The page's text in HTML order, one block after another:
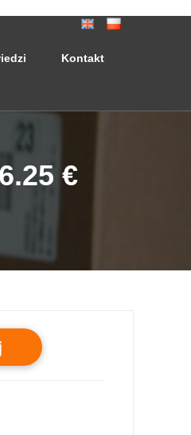
Kontakt
€